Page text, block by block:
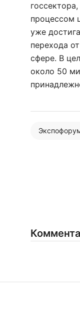
процессом
уже
перехода
сфере. В
около 50